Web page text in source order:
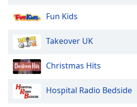
dialog
Escape
cancel
and
close
Fun Kids
Takeover UK
Christmas Hits
Hospital Radio Bedside